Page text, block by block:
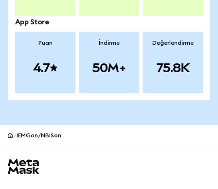
App Store
Puan
4.7
İndirme
50M+
Değerlendirme
75.8K
IEMGon/NBISon